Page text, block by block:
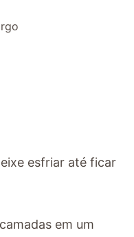
esfriar até ficar
em um